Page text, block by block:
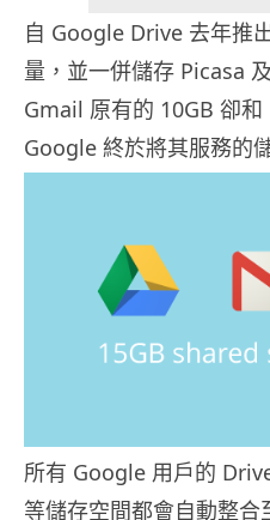
自 Google Drive 去年推
量，並一併儲存 Picasa
Gmail 原有的 10GB 卻
Google 終於將其服務的
所有 Google 用戶的
等儲存空間都會自動整